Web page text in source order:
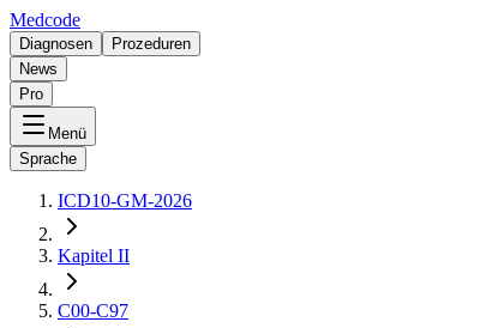
Medcode
Diagnosen
Prozeduren
News
Pro
Menü
Sprache
ICD10-GM-2026
Kapitel II
C00-C97